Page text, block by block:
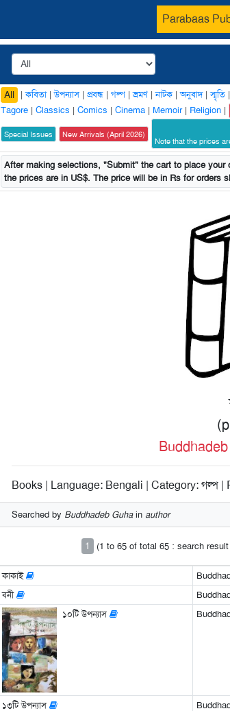
Parabaas
All |কবিতা|উপন্যাস| প্রবন্ধ | গল্প |ভ্রমণ|নাটক |অনুবাদ|স্মৃতি
Tagore | Classics | Comics | Cinema | Memoir| Religion |
Special Issues New Arrivals (April 2026)
Note that the prices
After making selections, "Submit" the cart to place
the prices are in US$. The price will be in Rs for orders
Books | Language: Bengali | Category: গল্প |
Searched by Buddhadeb Guhain author
1 (1 to 65 of total 65 : search
কাকাই
বনী
১০টি উপন্যাস
১৩টি উপন্যাস